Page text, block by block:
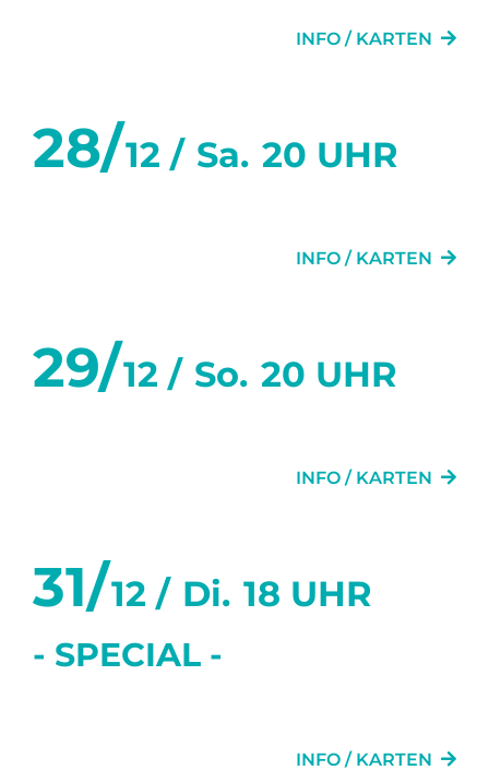
INFO / KARTEN
28/12 / Sa. 20 UHR
INFO / KARTEN
29/12 / So. 20 UHR
INFO / KARTEN
31/12 / Di. 18 UHR
- SPECIAL -
INFO / KARTEN